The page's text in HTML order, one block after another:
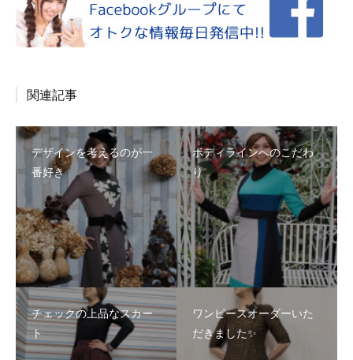
関連記事
デザインを考えるのが一
番好き
ボディラインへのこだわ
り
チェックの上品なスカー
ト
ワンピースオーダーいた
だきました✨